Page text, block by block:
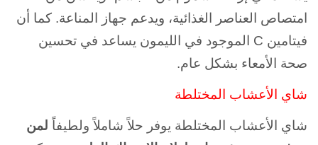
امتصاص العناصر الغذائية، ويدعم جهاز المناعة. كما أن
فيتامين C الموجود في الليمون يساعد في تحسين
صحة الأمعاء بشكل عام.
شاي الأعشاب المختلطة
شاي الأعشاب المختلطة يوفر حلاً شاملاً ولطيفاً لمن